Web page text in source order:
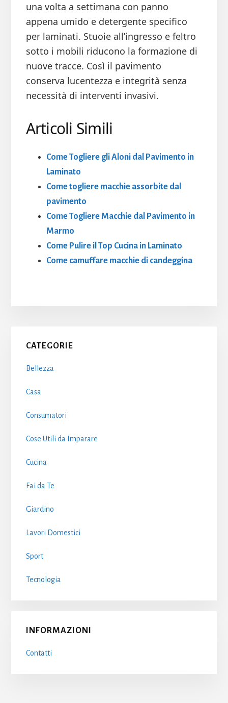
una volta a settimana con panno
appena umido e detergente specifico
per laminati. Stuoie all’ingresso e feltro
sotto i mobili riducono la formazione di
nuove tracce. Così il pavimento
conserva lucentezza e integrità senza
necessità di interventi invasivi.
Articoli Simili
Come Togliere gli Aloni dal Pavimento in
Laminato
Come togliere macchie assorbite dal
pavimento
Come Togliere Macchie dal Pavimento in
Marmo
Come Pulire il Top Cucina in Laminato
Come camuffare macchie di candeggina
Primary
Sidebar
CATEGORIE
Bellezza
Casa
Consumatori
Cose Utili da Imparare
Cucina
Fai da Te
Giardino
Lavori Domestici
Sport
Tecnologia
INFORMAZIONI
Contatti